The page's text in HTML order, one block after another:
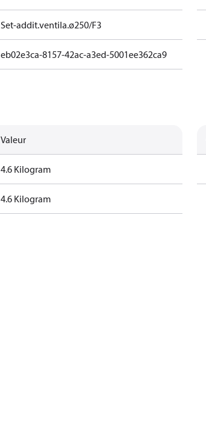
Set-addit.ventila.ø250/F3
eb02e3ca-8157-42ac-a3ed-5001ee362ca9
Valeur
4.6 Kilogram
4.6 Kilogram